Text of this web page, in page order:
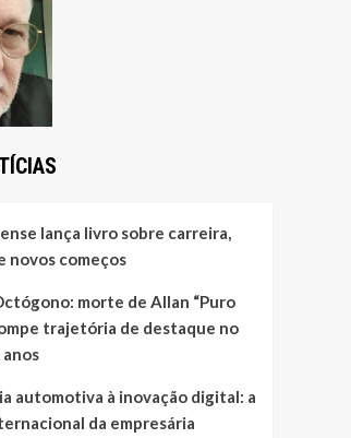
lança livro sobre carreira,
novos começos
morte de Allan “Puro
trajetória de destaque no
automotiva à inovação digital: a
da empresária